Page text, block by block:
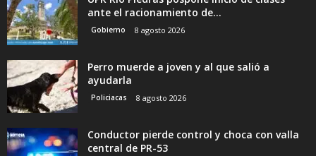
ante el racionamiento de...
Gobierno 8 agosto 2026
Perro muerde a joven y al que salió a
ayudarla
Policiacas 8 agosto 2026
Conductor pierde control y choca con valla
central de PR-53